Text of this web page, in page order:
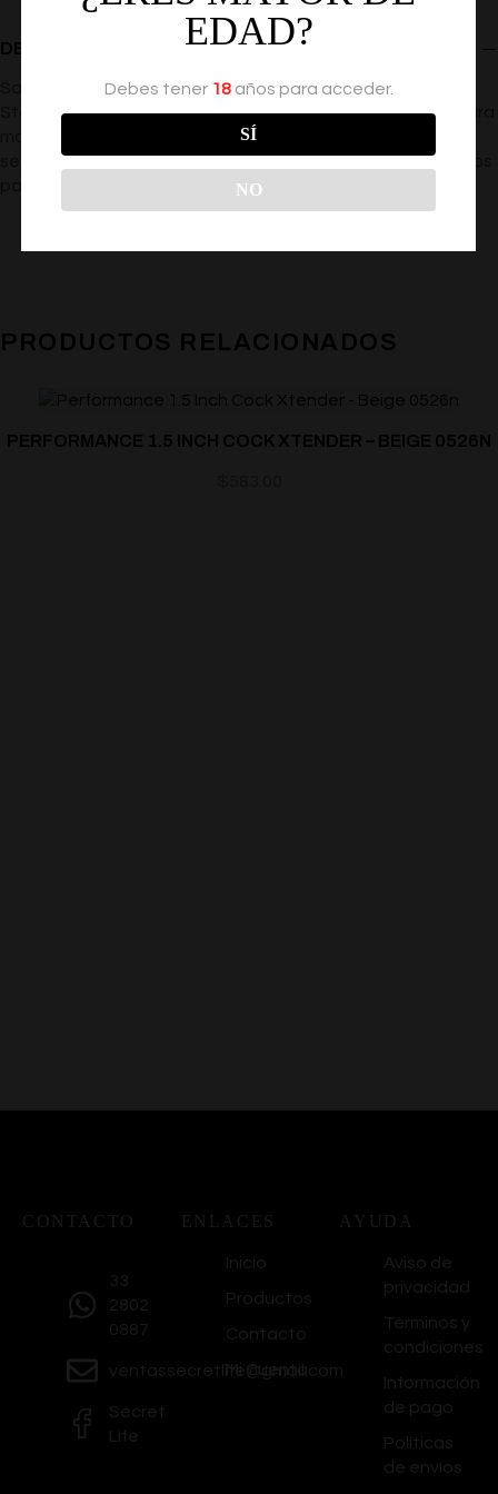
DESCRIPCIÓN
Satisface tus fantasías secretas con la realista Blonde
Starlet. ¡Esta exótica diosa rubia inflable está diseñada para
mostrarte por qué las rubias se divierten más! La amante
seductora perfecta tiene un rostro a todo color y 3 agujeros
PRODUCTOS RELACIONADOS
PERFORMANCE 1.5 INCH COCK XTENDER – BEIGE 0526N
CONTACTO
33
2802
0887
ventassecretlife@gmail.com
Secret
Life
ENLACES
Inicio
Productos
Contacto
Mi Cuenta
AYUDA
Aviso de
privacidad
Términos y
condiciones
Información
de pago
Políticas
de envíos
EDAD?
Debes tener 18años para acceder.
SÍ
NO